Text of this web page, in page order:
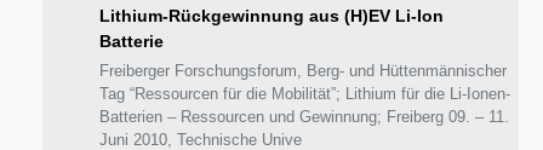
Lithium-Rückgewinnung aus (H)EV Li-Ion
Batterie
Freiberger Forschungsforum, Berg- und Hüttenmännischer
Tag “Ressourcen für die Mobilität”; Lithium für die Li-Ionen-
Batterien – Ressourcen und Gewinnung; Freiberg 09. – 11.
Juni 2010, Technische Unive